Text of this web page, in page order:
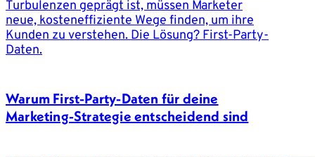
Warum First-Party-Daten für deine
Marketing-Strategie entscheidend sind